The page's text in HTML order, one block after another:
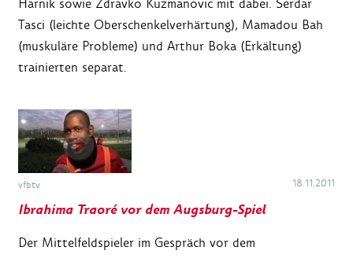
Harnik sowie Zdravko Kuzmanovic mit dabei. Serdar
Tasci (leichte Oberschenkelverhärtung), Mamadou Bah
(muskuläre Probleme) und Arthur Boka (Erkältung)
trainierten separat.
vfbtv 18.11.2011
Ibrahima Traoré vor dem Augsburg-Spiel
Der Mittelfeldspieler im Gespräch vor dem